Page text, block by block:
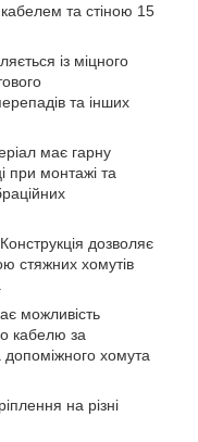
та стіною 15
із міцного
та інших
має гарну
при монтажі та
дозволяє
стяжних хомутів
можливість
кабелю за
допоміжного хомута
на різні